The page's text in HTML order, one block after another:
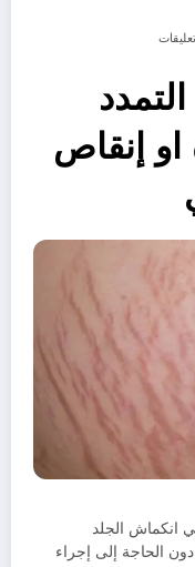
او إنقاص
انكماش الجلد
الحاجة إلى إجراء